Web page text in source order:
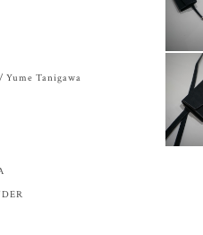
Yume Tanigawa